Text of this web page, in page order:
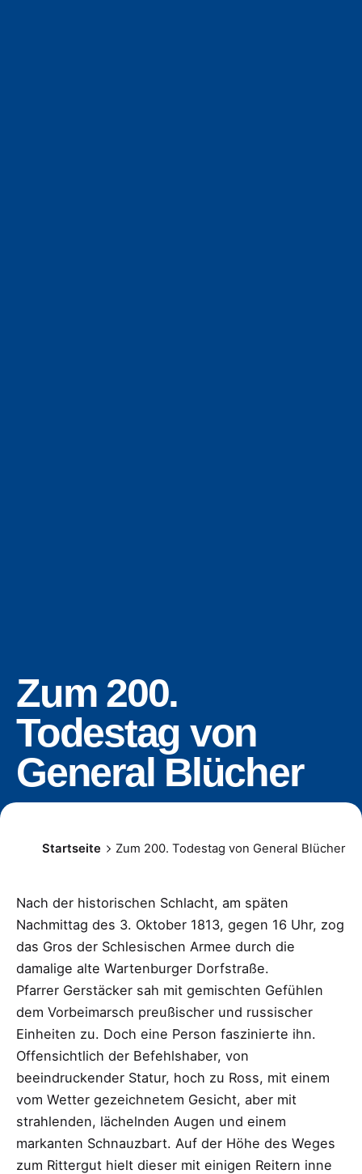
Zum 200.
Todestag von
General Blücher
Startseite Zum 200. Todestag von General Blücher
Nach der historischen Schlacht, am späten
Nachmittag des 3. Oktober 1813, gegen 16 Uhr, zog
das Gros der Schlesischen Armee durch die
damalige alte Wartenburger Dorfstraße.
Pfarrer Gerstäcker sah mit gemischten Gefühlen
dem Vorbeimarsch preußischer und russischer
Einheiten zu. Doch eine Person faszinierte ihn.
Offensichtlich der Befehlshaber, von
beeindruckender Statur, hoch zu Ross, mit einem
vom Wetter gezeichnetem Gesicht, aber mit
strahlenden, lächelnden Augen und einem
markanten Schnauzbart. Auf der Höhe des Weges
zum Rittergut hielt dieser mit einigen Reitern inne